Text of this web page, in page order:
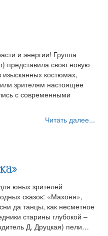
и энергии! Группа
представила свою новую
костюмах,
зрителям настоящее
с современными
Читать далее...
юных зрителей
сказок: «Махоня»,
да танцы, как несметное
старины глубокой –
Д. Друцкая) пели…